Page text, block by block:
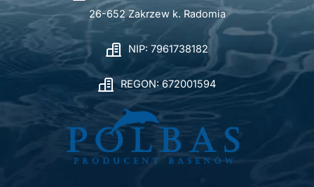
26-652 Zakrzew k. Radomia
NIP: 7961738182
REGON: 672001594